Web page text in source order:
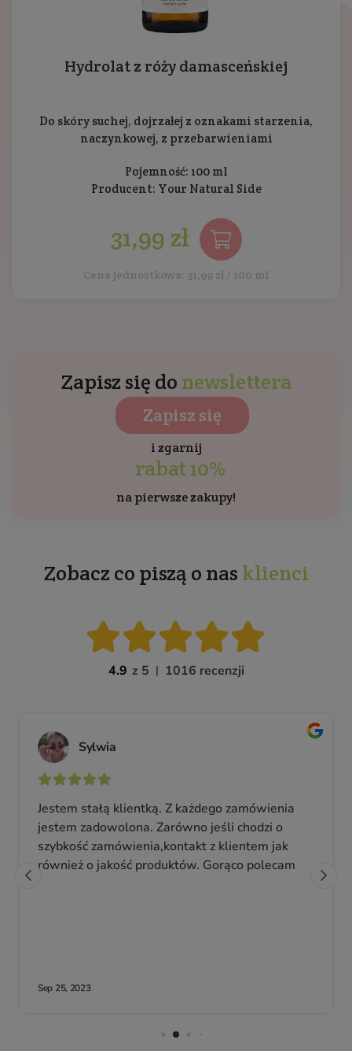
Hydrolat z róży damasceńskiej
Do skóry suchej, dojrzałej z oznakami starzenia,
naczynkowej, z przebarwieniami
Pojemność: 100 ml
Producent: Your Natural Side
31,99 zł
Cena jednostkowa: 31,99 zł / 100 ml
Zapisz się do newslettera
Zapisz się
i zgarnij
rabat 10%
na pierwsze zakupy!
Zobacz co piszą o nas klienci